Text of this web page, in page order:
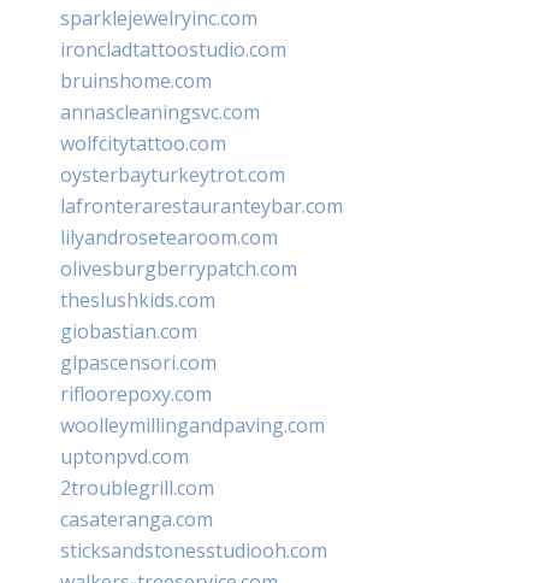
sparklejewelryinc.com
ironcladtattoostudio.com
bruinshome.com
annascleaningsvc.com
wolfcitytattoo.com
oysterbayturkeytrot.com
lafronterarestauranteybar.com
lilyandrosetearoom.com
olivesburgberrypatch.com
theslushkids.com
giobastian.com
glpascensori.com
rifloorepoxy.com
woolleymillingandpaving.com
uptonpvd.com
2troublegrill.com
casateranga.com
sticksandstonesstudiooh.com